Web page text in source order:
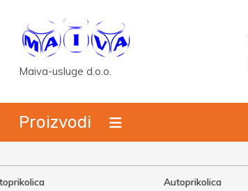
content
Maiva-usluge d.o.o.
Proizvodi
Autoprikolica